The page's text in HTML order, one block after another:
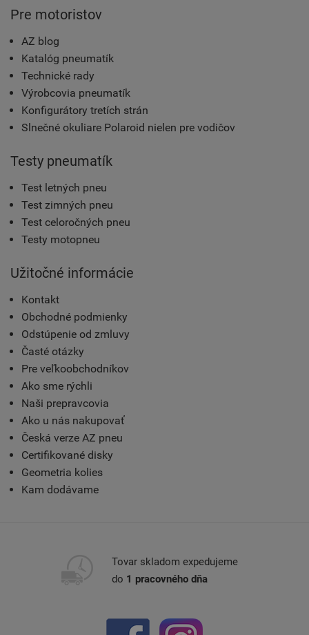
Pre motoristov
AZ blog
Katalóg pneumatík
Technické rady
Výrobcovia pneumatík
Konfigurátory tretích strán
Slnečné okuliare Polaroid nielen pre vodičov
Testy pneumatík
Test letných pneu
Test zimných pneu
Test celoročných pneu
Testy motopneu
Užitočné informácie
Kontakt
Obchodné podmienky
Odstúpenie od zmluvy
Časté otázky
Pre veľkoobchodníkov
Ako sme rýchli
Naši prepravcovia
Ako u nás nakupovať
Česká verze AZ pneu
Certifikované disky
Geometria kolies
Kam dodávame
Tovar skladom expedujeme
do 1 pracovného dňa